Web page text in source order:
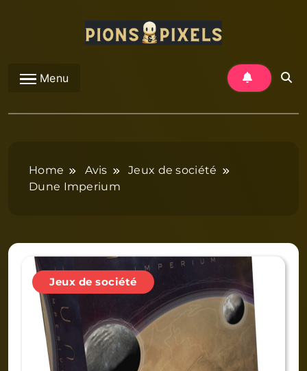
Menu
Home Avis
Jeux de société
Dune Imperium
Jeux de société